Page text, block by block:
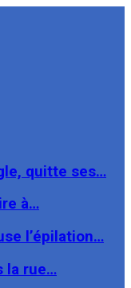
quitte ses…
à…
l’épilation…
la rue…